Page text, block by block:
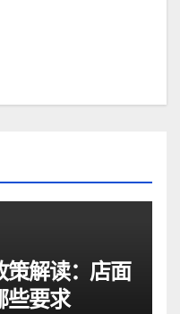
策解读：店面
些要求